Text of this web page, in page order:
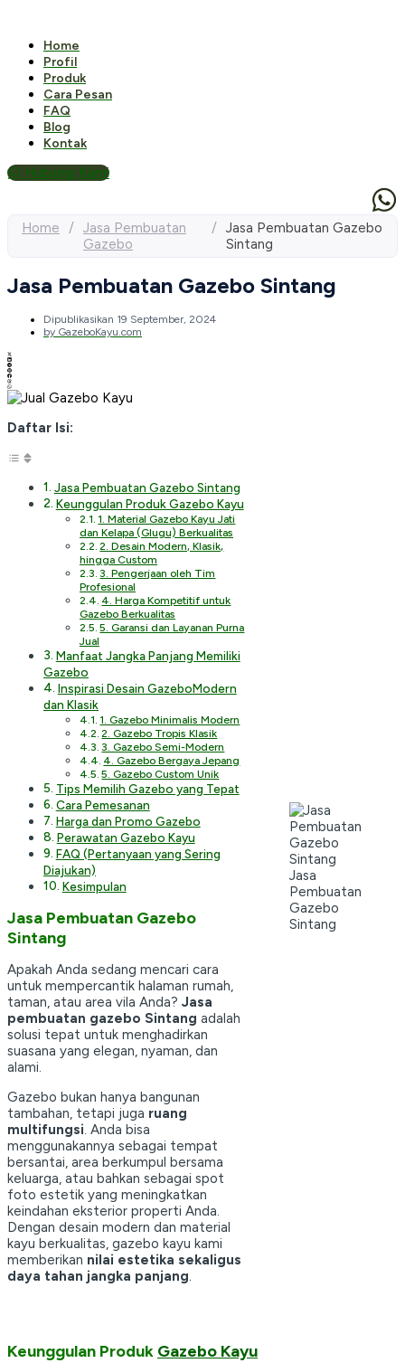
Home
Profil
Produk
Cara Pesan
FAQ
Blog
Kontak
Hubungi Kami
Home / Jasa Pembuatan
Gazebo
/ Jasa Pembuatan Gazebo
Sintang
Jasa Pembuatan Gazebo Sintang
Dipublikasikan 19 September, 2024
by GazeboKayu.com
Daftar Isi:
Jasa Pembuatan Gazebo Sintang
Keunggulan Produk Gazebo Kayu
1. Material Gazebo Kayu Jati
dan Kelapa (Glugu) Berkualitas
2. Desain Modern, Klasik,
hingga Custom
3. Pengerjaan oleh Tim
Profesional
4. Harga Kompetitif untuk
Gazebo Berkualitas
5. Garansi dan Layanan Purna
Jual
Manfaat Jangka Panjang Memiliki
Gazebo
Inspirasi Desain GazeboModern
dan Klasik
1. Gazebo Minimalis Modern
2. Gazebo Tropis Klasik
3. Gazebo Semi-Modern
4. Gazebo Bergaya Jepang
5. Gazebo Custom Unik
Tips Memilih Gazebo yang Tepat
Cara Pemesanan
Harga dan Promo Gazebo
Perawatan Gazebo Kayu
FAQ (Pertanyaan yang Sering
Diajukan)
Kesimpulan
Jasa Pembuatan Gazebo
Sintang
Apakah Anda sedang mencari cara
untuk mempercantik halaman rumah,
taman, atau area vila Anda? Jasa
pembuatan gazebo Sintang adalah
solusi tepat untuk menghadirkan
suasana yang elegan, nyaman, dan
alami.
Gazebo bukan hanya bangunan
tambahan, tetapi juga ruang
multifungsi. Anda bisa
menggunakannya sebagai tempat
bersantai, area berkumpul bersama
keluarga, atau bahkan sebagai spot
foto estetik yang meningkatkan
keindahan eksterior properti Anda.
Dengan desain modern dan material
kayu berkualitas, gazebo kayu kami
memberikan nilai estetika sekaligus
daya tahan jangka panjang.
Jasa
Pembuatan
Gazebo
Sintang
Keunggulan Produk Gazebo Kayu